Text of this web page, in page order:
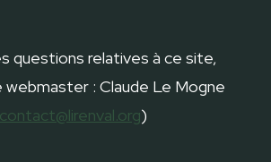
questions relatives à ce site,
: Claude Le Mogne
contact@lirenval.org)